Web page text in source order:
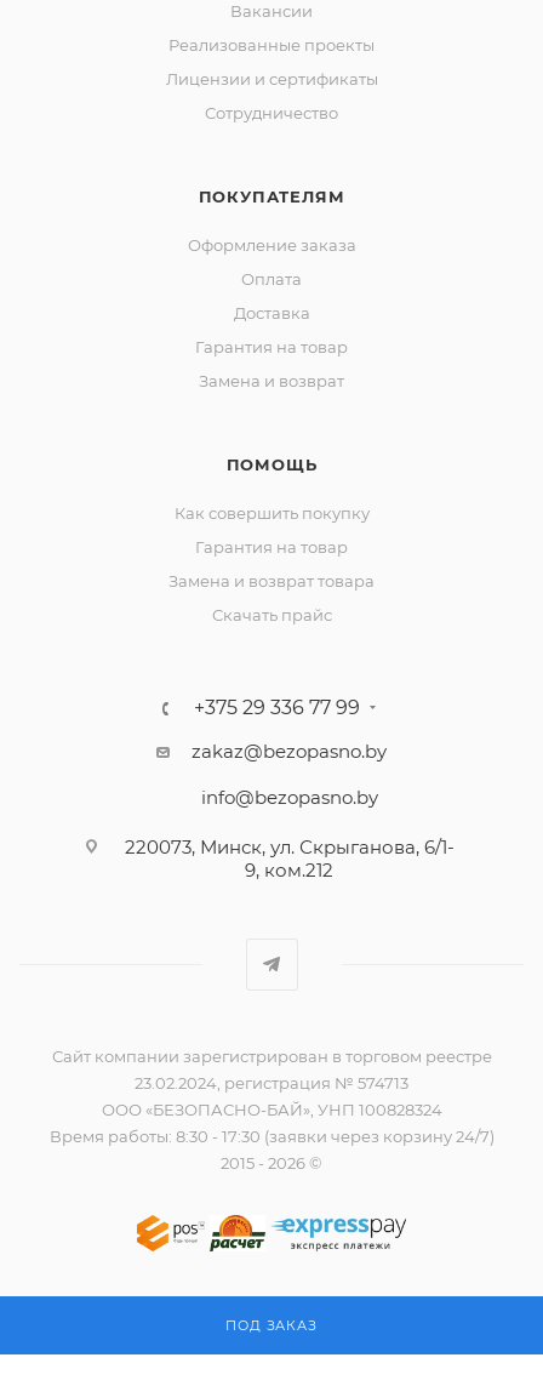
ПОД ЗАКАЗ
Вакансии
Реализованные проекты
Лицензии и сертификаты
Сотрудничество
ПОКУПАТЕЛЯМ
Оформление заказа
Оплата
Доставка
Гарантия на товар
Замена и возврат
ПОМОЩЬ
Как совершить покупку
Гарантия на товар
Замена и возврат товара
Скачать прайс
+375 29 336 77 99
zakaz@bezopasno.by
info@bezopasno.by
220073, Минск, ул. Скрыганова, 6/1-
9, ком.212
Сайт компании зарегистрирован в торговом реестре
23.02.2024, регистрация № 574713
ООО «БЕЗОПАСНО-БАЙ», УНП 100828324
Время работы: 8:30 - 17:30 (заявки через корзину 24/7)
2015 - 2026 ©